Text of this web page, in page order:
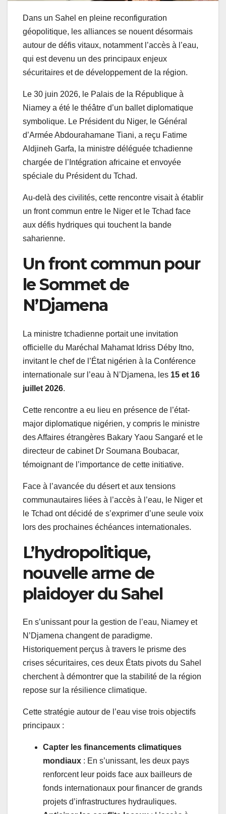
Dans un Sahel en pleine reconfiguration
géopolitique, les alliances se nouent désormais
autour de défis vitaux, notamment l’accès à l’eau,
qui est devenu un des principaux enjeux
sécuritaires et de développement de la région.
Le 30 juin 2026, le Palais de la République à
Niamey a été le théâtre d’un ballet diplomatique
symbolique. Le Président du Niger, le Général
d’Armée Abdourahamane Tiani, a reçu Fatime
Aldjineh Garfa, la ministre déléguée tchadienne
chargée de l’Intégration africaine et envoyée
spéciale du Président du Tchad.
Au-delà des civilités, cette rencontre visait à établir
un front commun entre le Niger et le Tchad face
aux défis hydriques qui touchent la bande
saharienne.
Un front commun pour
le Sommet de
N’Djamena
La ministre tchadienne portait une invitation
officielle du Maréchal Mahamat Idriss Déby Itno,
invitant le chef de l’État nigérien à la Conférence
internationale sur l’eau à N’Djamena, les 15 et 16
juillet 2026.
Cette rencontre a eu lieu en présence de l’état-
major diplomatique nigérien, y compris le ministre
des Affaires étrangères Bakary Yaou Sangaré et le
directeur de cabinet Dr Soumana Boubacar,
témoignant de l’importance de cette initiative.
Face à l’avancée du désert et aux tensions
communautaires liées à l’accès à l’eau, le Niger et
le Tchad ont décidé de s’exprimer d’une seule voix
lors des prochaines échéances internationales.
L’hydropolitique,
nouvelle arme de
plaidoyer du Sahel
En s’unissant pour la gestion de l’eau, Niamey et
N’Djamena changent de paradigme.
Historiquement perçus à travers le prisme des
crises sécuritaires, ces deux États pivots du Sahel
cherchent à démontrer que la stabilité de la région
repose sur la résilience climatique.
Cette stratégie autour de l’eau vise trois objectifs
principaux :
Capter les financements climatiques
mondiaux : En s’unissant, les deux pays
renforcent leur poids face aux bailleurs de
fonds internationaux pour financer de grands
projets d’infrastructures hydrauliques.